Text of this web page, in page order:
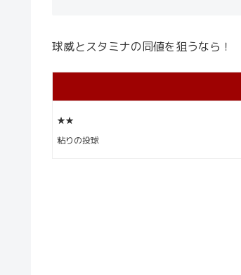
球威とスタミナの同値を狙うなら！
★★
粘りの投球